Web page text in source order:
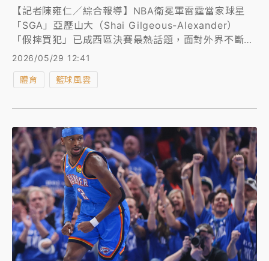
【記者陳雍仁／綜合報導】NBA衛冕軍雷霆當家球星
「SGA」亞歷山大（Shai Gilgeous-Alexander）
「假摔買犯」已成西區決賽最熱話題，面對外界不斷放
大檢視他出手後倒地動作，也開始引起裁判注意，今
（29日）西區決賽第6戰，亞歷山大因為買不到犯規，
全場只拿15分，不僅被美媒酸爆，還害雷霆關門失利，
2026/05/29 12:41
體育 籃球風雲